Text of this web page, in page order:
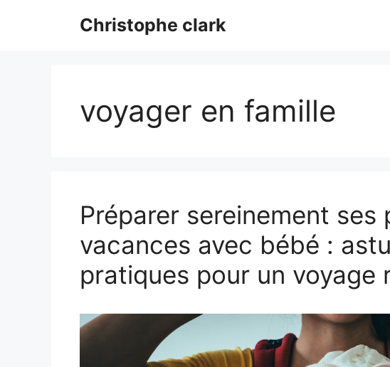
Christophe clark
voyager en famille
Préparer sereinement ses
vacances avec bébé :
pratiques pour un voyage